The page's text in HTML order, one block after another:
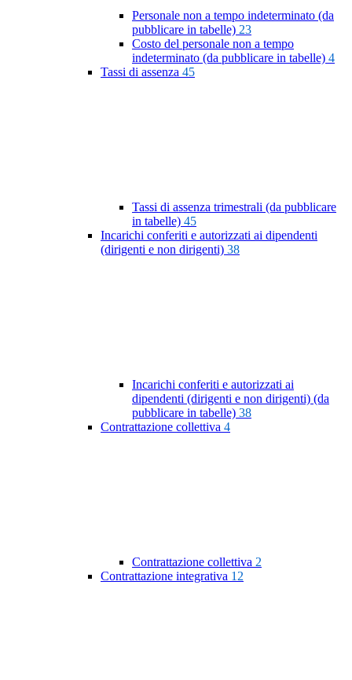
Personale non a tempo indeterminato (da
pubblicare in tabelle) 23
Costo del personale non a tempo
indeterminato (da pubblicare in tabelle) 4
Tassi di assenza 45
Tassi di assenza trimestrali (da pubblicare
in tabelle) 45
Incarichi conferiti e autorizzati ai dipendenti
(dirigenti e non dirigenti) 38
Incarichi conferiti e autorizzati ai
dipendenti (dirigenti e non dirigenti) (da
pubblicare in tabelle) 38
Contrattazione collettiva 4
Contrattazione collettiva 2
Contrattazione integrativa 12